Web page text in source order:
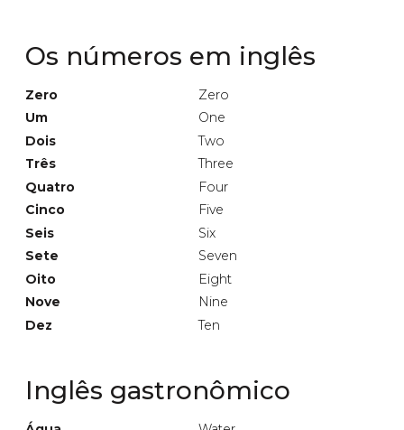
Os números em inglês
Zero
Zero
Um
One
Dois
Two
Três
Three
Quatro
Four
Cinco
Five
Seis
Six
Sete
Seven
Oito
Eight
Nove
Nine
Dez
Ten
Inglês gastronômico